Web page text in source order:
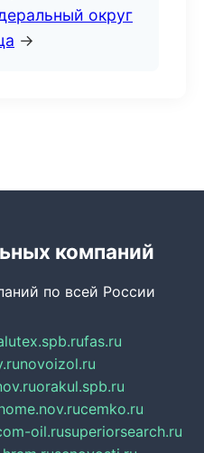
округ
→
компаний
по всей России
fas.ru
novoizol.ru
orakul.spb.ru
cemko.ru
oil.rusuperiorsearch.ru